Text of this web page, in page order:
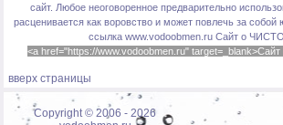
сайт. Любое неоговоренное предварительно
расценивается как воровство и может повлечь за
ссылка www.vodoobmen.ru Сайт о
<a href="https://www.vodoobmen.ru"
вверх страницы
Copyright © 2006 - 2026